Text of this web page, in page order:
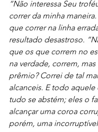
“Não interessa Seu
correr da minha
que correr na linha
resultado desastroso.
que os que correm no
na verdade, correm,
prêmio? Correi de tal
alcanceis. E todo
tudo se abstém; eles o
alcançar uma coroa
porém, uma